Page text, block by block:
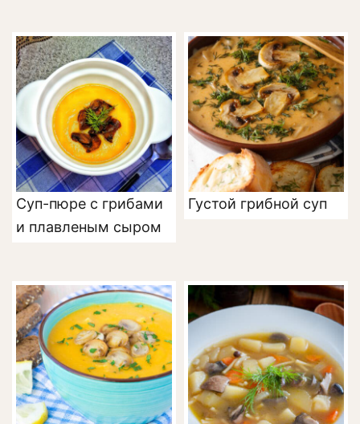
Суп-пюре с грибами
и плавленым сыром
Густой грибной суп